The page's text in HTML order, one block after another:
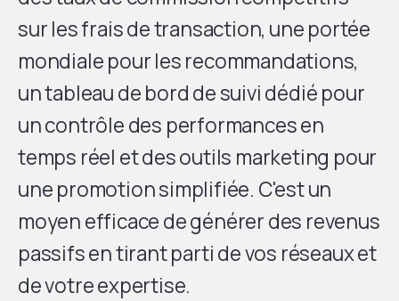
sur les frais de transaction, une portée
mondiale pour les recommandations,
un tableau de bord de suivi dédié pour
un contrôle des performances en
temps réel et des outils marketing pour
une promotion simplifiée. C'est un
moyen efficace de générer des revenus
passifs en tirant parti de vos réseaux et
de votre expertise.